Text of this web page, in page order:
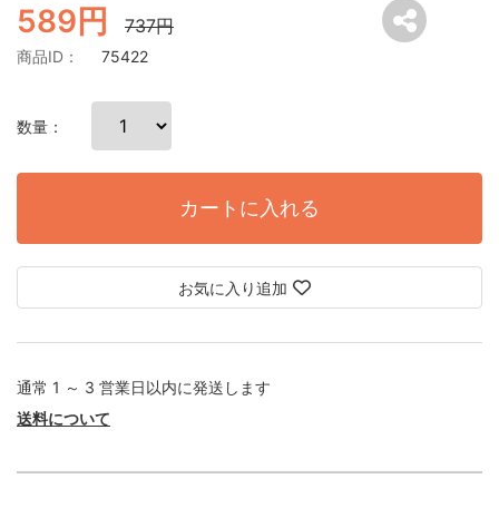
589円 737円
商品ID： 75422
数量：
カートに入れる
お気に入り追加
通常 1 ～ 3 営業日以内に発送します
送料について